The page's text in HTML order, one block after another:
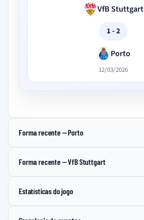
VfB Stuttgart
1 - 2
Porto
12/03/2026
Forma recente — Porto
Forma recente — VfB Stuttgart
Estatísticas do jogo